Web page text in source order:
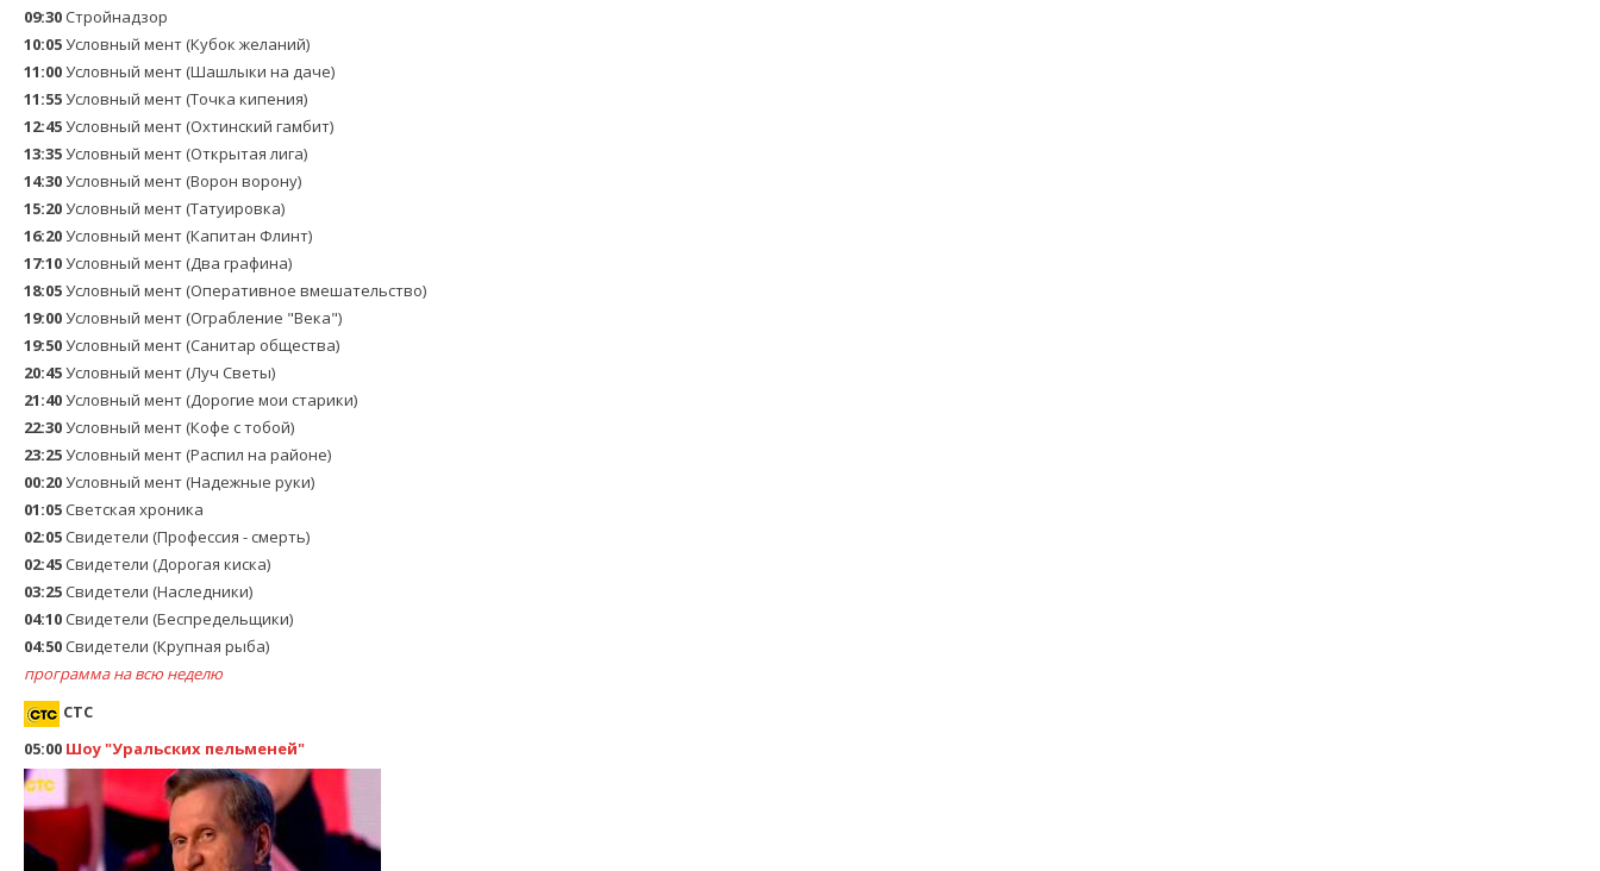
09:30Стройнадзор
10:05Условный мент (Кубок желаний)
11:00Условный мент (Шашлыки на даче)
11:55Условный мент (Точка кипения)
12:45Условный мент (Охтинский гамбит)
13:35Условный мент (Открытая лига)
14:30Условный мент (Ворон ворону)
15:20Условный мент (Татуировка)
16:20Условный мент (Капитан Флинт)
17:10Условный мент (Два графина)
18:05Условный мент (Оперативное вмешательство)
19:00Условный мент (Ограбление "Века")
19:50Условный мент (Санитар общества)
20:45Условный мент (Луч Светы)
21:40Условный мент (Дорогие мои старики)
22:30Условный мент (Кофе с тобой)
23:25Условный мент (Распил на районе)
00:20Условный мент (Надежные руки)
01:05Светская хроника
02:05Свидетели (Профессия - смерть)
02:45Свидетели (Дорогая киска)
03:25Свидетели (Наследники)
04:10Свидетели (Беспредельщики)
04:50Свидетели (Крупная рыба)
программа на всю неделю
СТС
05:00 Шоу "Уральских пельменей"